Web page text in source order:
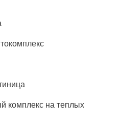
комплекс на теплых